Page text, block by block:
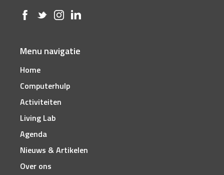
Menu navigatie
Home
Computerhulp
Activiteiten
Living Lab
Agenda
Nieuws & Artikelen
Over ons